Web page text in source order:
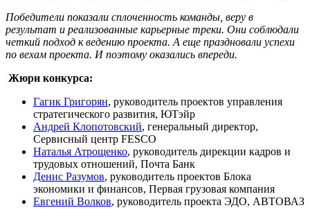
Победители показали сплоченность команды, веру в
результат и реализованные карьерные треки. Они соблюдали
четкий подход к ведению проекта. А еще праздновали успехи
по вехам проекта. И поэтому оказались впереди.
Жюри конкурса:
Гагик Григорян, руководитель проектов управления
стратегического развития, ЮТэйр
Андрей Клопотовский, генеральный директор,
Сервисный центр FESCO
Наталья Атрощенко, руководитель дирекции кадров и
трудовых отношений, Почта Банк
Денис Разумов, руководитель проектов Блока
экономики и финансов, Первая грузовая компания
Евгений Волков, руководитель проекта ЭДО, АВТОВАЗ